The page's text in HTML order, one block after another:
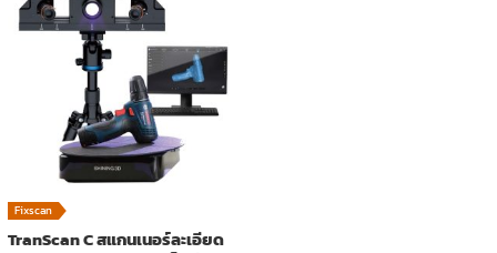
Fixscan
TranScan C สแกนเนอร์ละเอียด